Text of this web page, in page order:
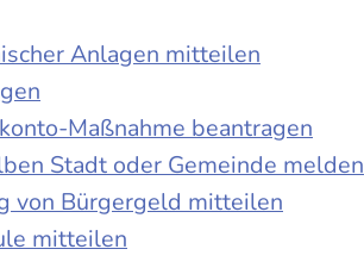
Anlagen mitteilen
Maßnahme beantragen
Stadt oder Gemeinde melden
von Bürgergeld mitteilen
mitteilen